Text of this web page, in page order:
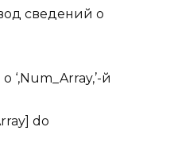
сведений о
‘,Num_Array,’-й
do